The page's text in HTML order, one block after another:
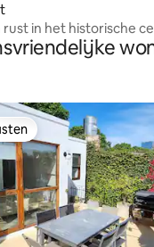
rust in het historische